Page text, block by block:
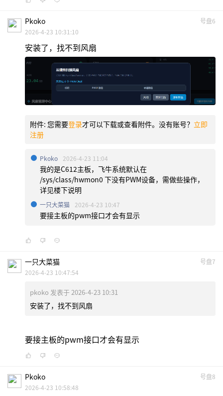
号盘6
Pkoko
2026-4-23 10:31:10
安装了，找不到风扇
附件: 您需要登录才可以下载或查看附件。没有账号？ 立即
注册
Pkoko 2026-4-23 11:04
我的是C612主板，飞牛系统默认在
/sys/class/hwmon0 下没有PWM设备，需做些操作，
详见楼下说明
一只大菜猫 2026-4-23 10:47
要接主板的pwm接口才会有显示
号盘7
一只大菜猫
2026-4-23 10:47:54
pkoko 发表于 2026-4-23 10:31
安装了，找不到风扇
要接主板的pwm接口才会有显示
号盘8
Pkoko
2026-4-23 10:58:48